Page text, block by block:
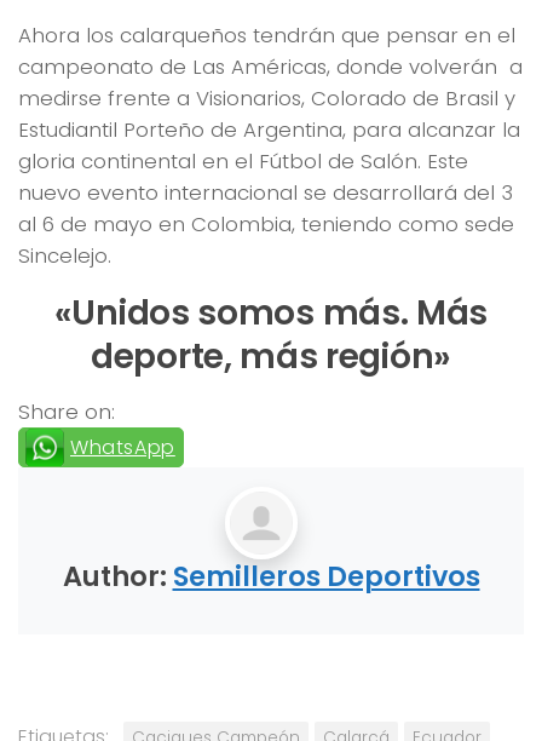
Ahora los calarqueños tendrán que pensar en el
campeonato de Las Américas, donde volverán a
medirse frente a Visionarios, Colorado de Brasil y
Estudiantil Porteño de Argentina, para alcanzar la
gloria continental en el Fútbol de Salón. Este
nuevo evento internacional se desarrollará del 3
al 6 de mayo en Colombia, teniendo como sede
Sincelejo.
«Unidos somos más. Más
deporte, más región»
Share on:
WhatsApp
Author: Semilleros Deportivos